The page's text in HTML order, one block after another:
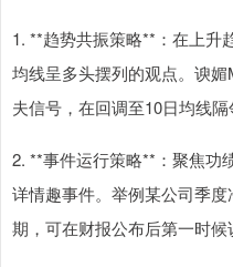
1. **趋势共振策略**：在上升
均线呈多头摆列的观点。谀
夫信号，在回调至10日均线隔
2. **事件运行策略**：聚焦功
详情趣事件。举例某公司季
期，可在财报公布后第一时候